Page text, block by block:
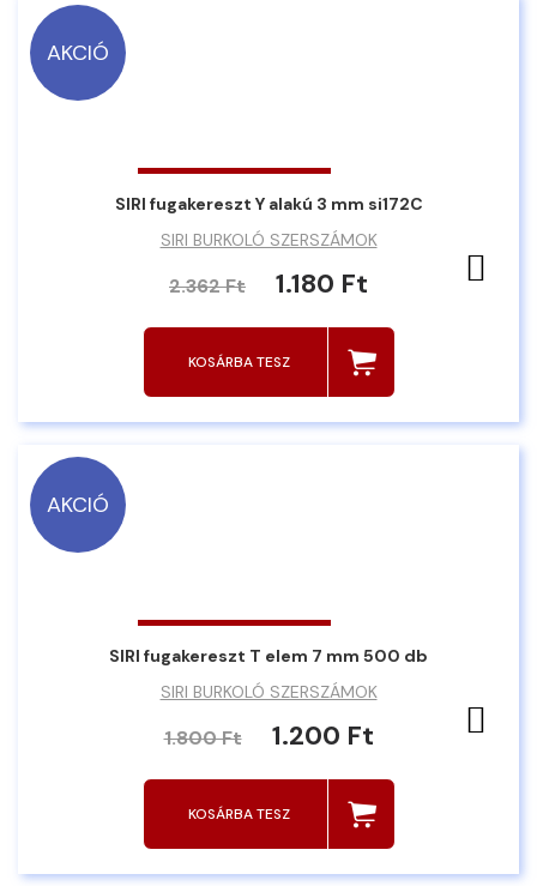
AKCIÓ
SIRI fugakereszt Y alakú 3 mm si172C
SIRI BURKOLÓ SZERSZÁMOK
2.362 Ft 1.180 Ft
KOSÁRBA TESZ
AKCIÓ
SIRI fugakereszt T elem 7 mm 500 db
SIRI BURKOLÓ SZERSZÁMOK
1.800 Ft 1.200 Ft
KOSÁRBA TESZ